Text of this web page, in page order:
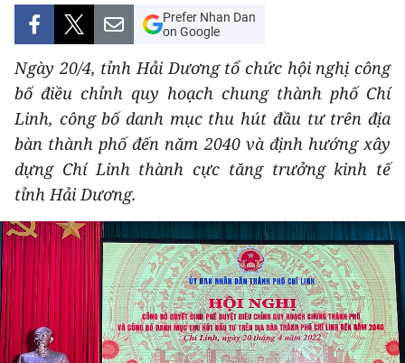
VĂN HÓA
XÃ HỘI
PHÁP LUẬT
DU LỊCH
THẾ GIỚI
THỂ THAO
GIÁO DỤC
Y TẾ
Prefer Nhan Dan
on Google
Ngày 20/4, tỉnh Hải Dương tổ chức hội nghị công
bố điều chỉnh quy hoạch chung thành phố Chí
Linh, công bố danh mục thu hút đầu tư trên địa
bàn thành phố đến năm 2040 và định hướng xây
dựng Chí Linh thành cực tăng trưởng kinh tế
tỉnh Hải Dương.